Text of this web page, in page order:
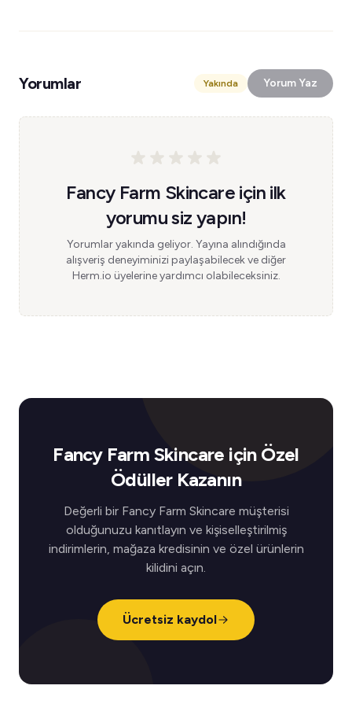
Yorumlar Yakında Yorum Yaz
Fancy Farm Skincare için ilk
yorumu siz yapın!
Yorumlar yakında geliyor. Yayına alındığında
alışveriş deneyiminizi paylaşabilecek ve diğer
Herm.io üyelerine yardımcı olabileceksiniz.
Fancy Farm Skincare için Özel
Ödüller Kazanın
Değerli bir Fancy Farm Skincare müşterisi
olduğunuzu kanıtlayın ve kişiselleştirilmiş
indirimlerin, mağaza kredisinin ve özel ürünlerin
kilidini açın.
Ücretsiz kaydol